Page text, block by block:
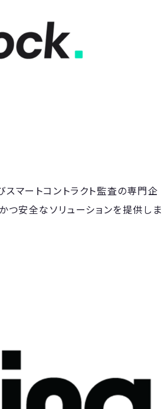
スマートコントラクト監査の専門企
つ安全なソリューションを提供しま